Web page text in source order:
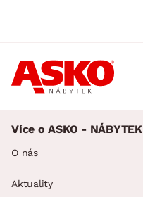
Více o ASKO - NÁBYTEK
O nás
Aktuality